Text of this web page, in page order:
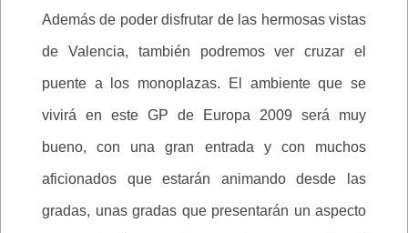
Además de poder disfrutar de las hermosas vistas
de Valencia, también podremos ver cruzar el
puente a los monoplazas. El ambiente que se
vivirá en este GP de Europa 2009 será muy
bueno, con una gran entrada y con muchos
aficionados que estarán animando desde las
gradas, unas gradas que presentarán un aspecto